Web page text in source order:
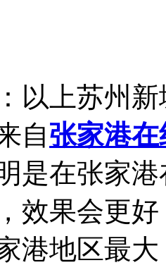
以上苏州
自张家港
是在张家
效果会更
港地区最